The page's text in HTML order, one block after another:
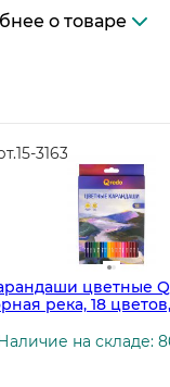
о товаре
15-3163
цветные
река, 18 цветов,
на складе: